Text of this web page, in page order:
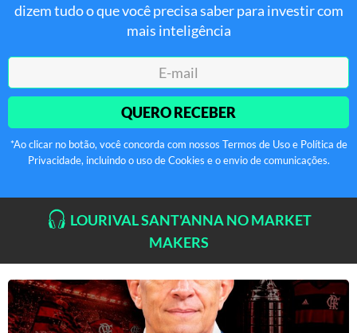
dizem tudo o que você precisa saber para investir com
mais inteligência
QUERO RECEBER
*Ao clicar no botão, você concorda com nossos Termos de Uso e Política de
Privacidade, incluindo o uso de Cookies e o envio de comunicações.
LOURIVAL SANT'ANNA NO MARKET
MAKERS